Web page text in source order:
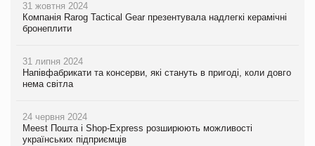
31 жовтня 2024
Компанія Rarog Tactical Gear презентувала надлегкі керамічні
бронеплити
31 липня 2024
Напівфабрикати та консерви, які стануть в пригоді, коли довго
нема світла
24 червня 2024
Meest Пошта і Shop-Express розширюють можливості
українських підприємців